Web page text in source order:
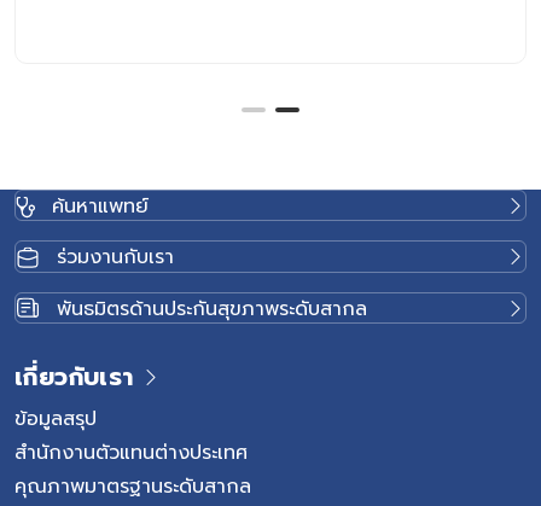
ค้นหาแพทย์
ร่วมงานกับเรา
พันธมิตรด้านประกันสุขภาพระดับสากล
เกี่ยวกับเรา
ข้อมูลสรุป
สำนักงานตัวแทนต่างประเทศ
คุณภาพมาตรฐานระดับสากล